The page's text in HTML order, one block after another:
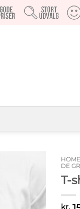
HOME
DE
T-
kr.